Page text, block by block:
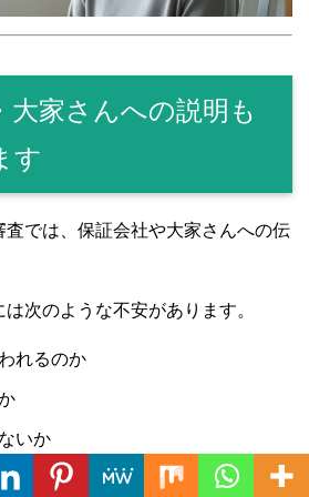
大家さんへの説明も
す
では、保証会社や大家さんへの伝
次のような不安があります。
れるのか
いか
るのか Translate »